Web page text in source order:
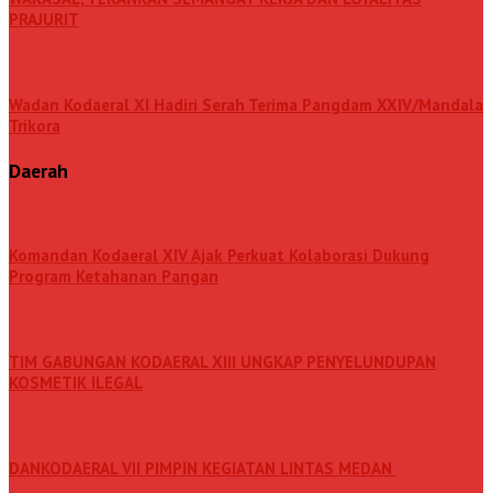
PRAJURIT
Wadan Kodaeral XI Hadiri Serah Terima Pangdam XXIV/Mandala
Trikora
Daerah
Komandan Kodaeral XIV Ajak Perkuat Kolaborasi Dukung
Program Ketahanan Pangan
TIM GABUNGAN KODAERAL XIII UNGKAP PENYELUNDUPAN
KOSMETIK ILEGAL
DANKODAERAL VII PIMPIN KEGIATAN LINTAS MEDAN